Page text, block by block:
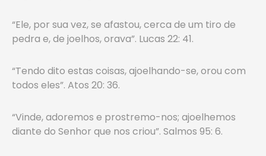
“Ele, por sua vez, se afastou, cerca de um tiro de
pedra e, de joelhos, orava”. Lucas 22: 41.
“Tendo dito estas coisas, ajoelhando-se, orou com
todos eles”. Atos 20: 36.
“Vinde, adoremos e prostremo-nos; ajoelhemos
diante do Senhor que nos criou”. Salmos 95: 6.